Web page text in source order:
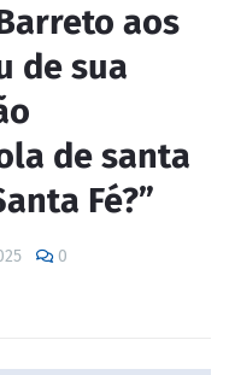
aos
de sua
de santa
Fé?”
0